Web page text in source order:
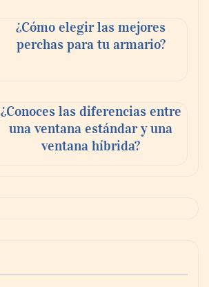
¿Cómo elegir las mejores
perchas para tu armario?
¿Conoces las diferencias entre
una ventana estándar y una
ventana híbrida?